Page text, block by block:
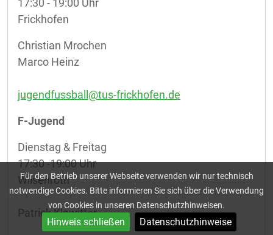
Für den Betrieb unserer Webseite verwenden wir nur technisch
notwendige Cookies. Bitte informieren Sie sich über die Verwendung
von Cookies in unseren Datenschutzhinweisen.
Hinweis schließen Datenschutzhinweise
17:30 - 19:00 Uhr
Frickhofen
Christian Mrochen
Marco Heinz
jugendfussball@tus-frickhofen.de
F-Jugend
Dienstag & Freitag
17:30 -19:00 Uhr
Wilsenroth
Patrick Klawitter